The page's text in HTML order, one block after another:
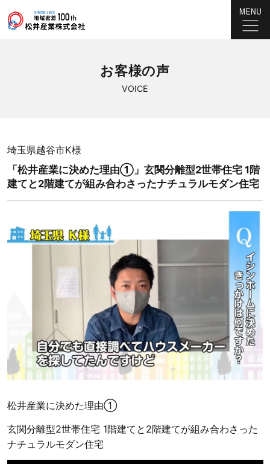
VOICE
お客様の声
埼玉県越谷市K様
「松井産業に決めた理由①」玄関分離型2世帯住宅 1階
建てと2階建てが組み合わさったナチュラルモダン住宅
松井産業に決めた理由①
玄関分離型2世帯住宅 1階建てと2階建てが組み合わさった
ナチュラルモダン住宅